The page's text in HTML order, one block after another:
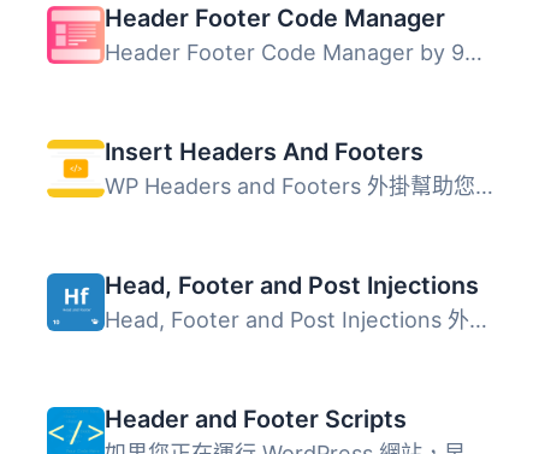
Header Footer Code Manager
Header Footer Code Manager by 99 Robots 是一個簡易的介面...
Insert Headers And Footers
WP Headers and Footers 外掛幫助您輕鬆將程式碼插入到 WordP...
Head, Footer and Post Injections
Head, Footer and Post Injections 外掛讓使用者能夠集中管理...
Header and Footer Scripts